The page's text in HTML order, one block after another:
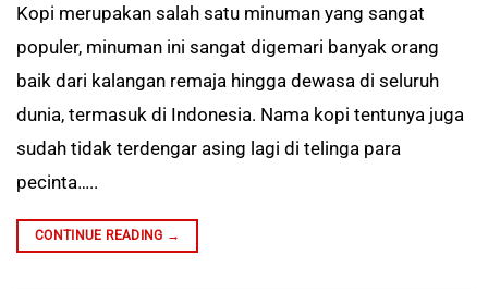
Kopi merupakan salah satu minuman yang sangat
populer, minuman ini sangat digemari banyak orang
baik dari kalangan remaja hingga dewasa di seluruh
dunia, termasuk di Indonesia. Nama kopi tentunya juga
sudah tidak terdengar asing lagi di telinga para
pecinta…..
CONTINUE READING →